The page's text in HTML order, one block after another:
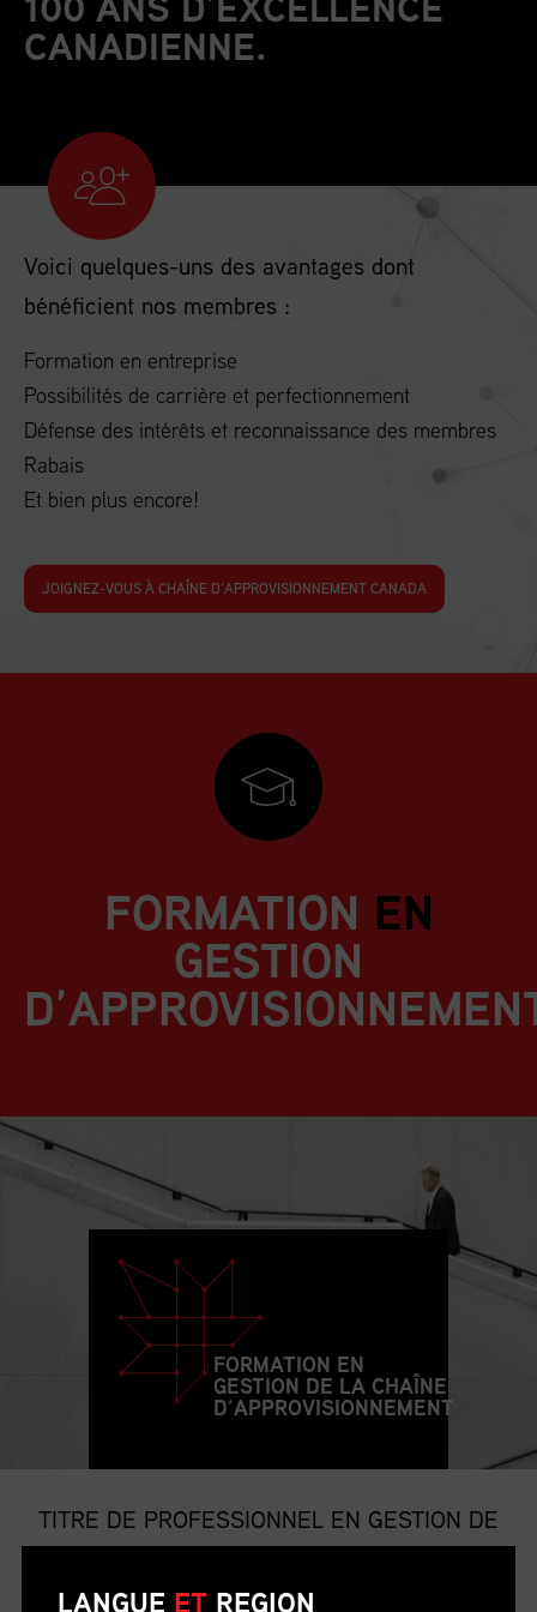
CANADIENNE.
Voici quelques-uns des avantages dont
bénéficient nos membres :
Formation en entreprise
Possibilités de carrière et perfectionnement
Défense des intérêts et reconnaissance des membres
Rabais
Et bien plus encore!
JOIGNEZ-VOUS À CHAÎNE D’APPROVISIONNEMENT CANADA
FORMATION EN
GESTION
FORMATION EN
GESTION DE LA CHAÎNE
D’APPROVISIONNEMENT
TITRE DE PROFESSIONNEL EN GESTION DE
LANGUE ETREGION